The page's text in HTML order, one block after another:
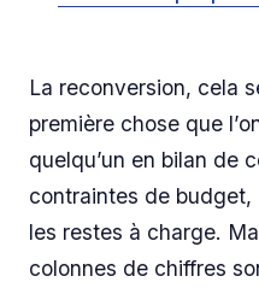
La reconversion, cela
première chose que
quelqu’un en bilan de
contraintes de budget,
les restes à charge.
colonnes de chiffres